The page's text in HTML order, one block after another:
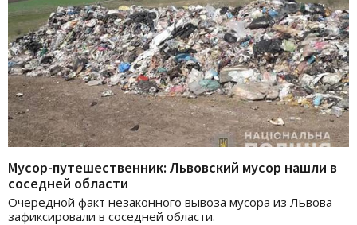
Мусор-путешественник: Львовский мусор нашли в
соседней области
Очередной факт незаконного вывоза мусора из Львова
зафиксировали в соседней области.